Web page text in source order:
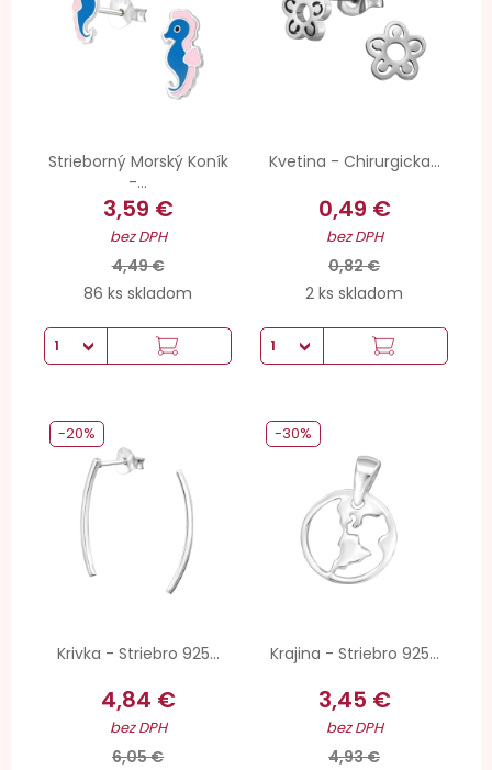
Strieborný Morský Koník
-...
3,59 €
bez DPH
4,49 €
86 ks skladom
Kvetina - Chirurgicka...
0,49 €
bez DPH
0,82 €
2 ks skladom
Krivka - Striebro 925...
4,84 €
bez DPH
6,05 €
-20%
Krajina - Striebro 925...
3,45 €
bez DPH
4,93 €
-30%